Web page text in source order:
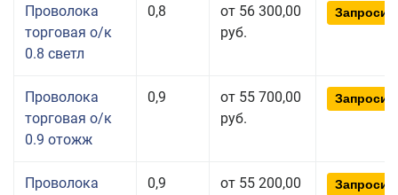
Проволока
торговая о/к
0.8 светл
0,8
от 56 300,00
руб.
Проволока
торговая о/к
0.9 отожж
0,9
от 55 700,00
руб.
Проволока
0,9
от 55 200,00